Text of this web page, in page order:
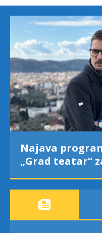
Najava
„Grad teatar“